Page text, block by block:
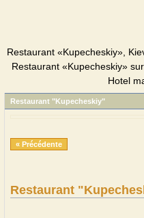
Restaurant «Kupecheskiy»,
Restaurant «Kupecheskiy»
Hotel
Restaurant "Kupecheskiy"
« Précédente
Restaurant